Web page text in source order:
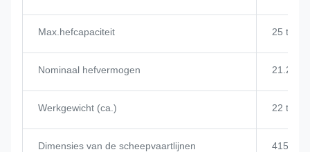
Max.hefcapaciteit 25 t
Nominaal hefvermogen 21.25t
Werkgewicht (ca.) 22 t
Dimensies van de scheepvaartlijnen
4150 ×